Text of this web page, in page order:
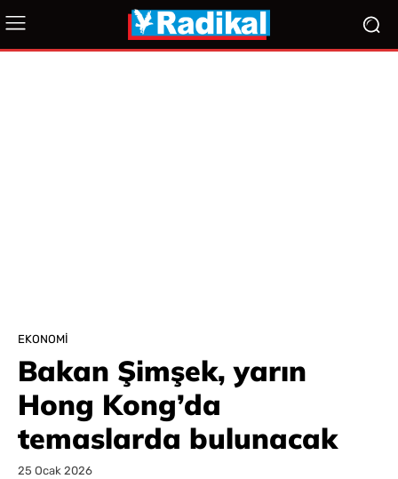
EKONOMI
Bakan Şimşek, yarın
Hong Kong’da
temaslarda bulunacak
25 Ocak 2026